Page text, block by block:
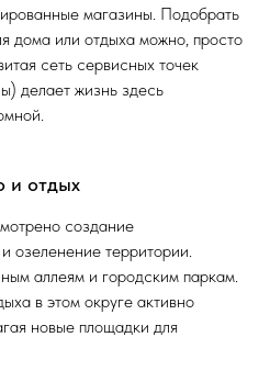
магазины. Подобрать
дома или отдыха можно, просто
сеть сервисных точек
делает жизнь здесь
и отдых
создание
озеленение территории.
аллеям и городским паркам.
в этом округе активно
новые площадки для